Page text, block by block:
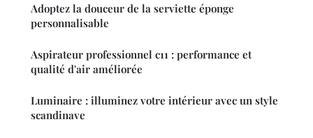
Adoptez la douceur de la serviette éponge
personnalisable
Aspirateur professionnel c11 : performance et
qualité d'air améliorée
Luminaire : illuminez votre intérieur avec un style
scandinave